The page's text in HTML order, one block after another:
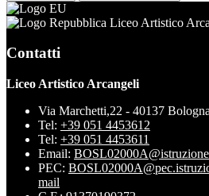
Liceo Artistico
Contatti
Liceo Artistico Arcangeli
Via Marchetti,22 - 40137
Tel: +39 051 4453612
Tel: +39 051 4453611
Email:
PEC:
mail